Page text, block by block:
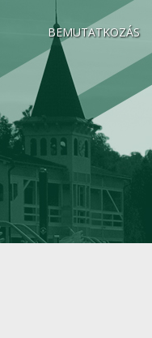
BEMUTATKOZÁS